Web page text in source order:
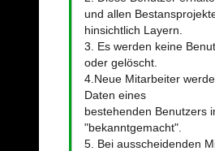
und allen
hinsichtlich Layern.
3. Es werden keine
oder gelöscht.
4.Neue Mitarbeiter
Daten eines
bestehenden Benutzers
"bekanntgemacht".
5. Bei ausscheidenden